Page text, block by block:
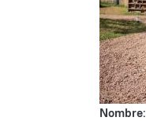
Nombre: